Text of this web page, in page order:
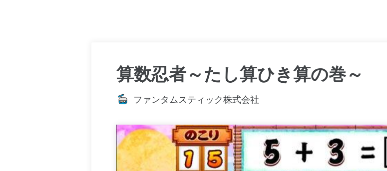
算数忍者～たし算ひき算の巻～
ファンタムスティック株式会社